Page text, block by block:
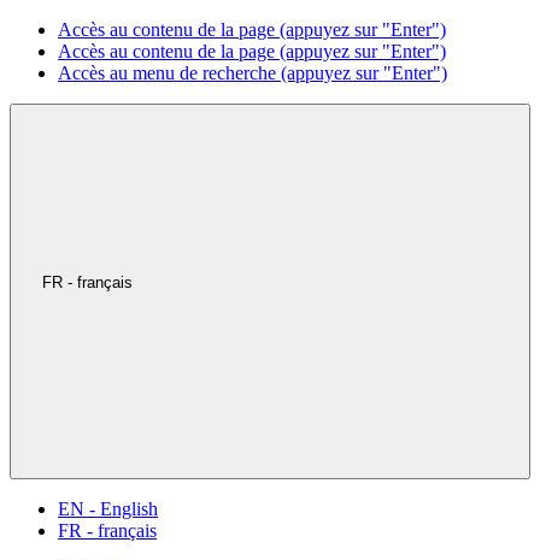
Accès au contenu de la page (appuyez sur "Enter")
Accès au contenu de la page (appuyez sur "Enter")
Accès au menu de recherche (appuyez sur "Enter")
FR - français
EN - English
FR - français